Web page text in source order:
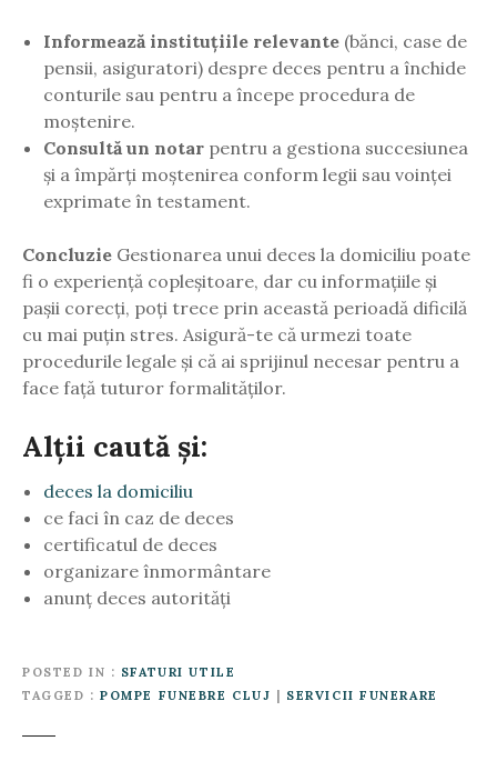
Informează instituțiile relevante (bănci, case de
pensii, asiguratori) despre deces pentru a închide
conturile sau pentru a începe procedura de
moștenire.
Consultă un notar pentru a gestiona succesiunea
și a împărți moștenirea conform legii sau voinței
exprimate în testament.
Concluzie Gestionarea unui deces la domiciliu poate
fi o experiență copleșitoare, dar cu informațiile și
pașii corecți, poți trece prin această perioadă dificilă
cu mai puțin stres. Asigură-te că urmezi toate
procedurile legale și că ai sprijinul necesar pentru a
face față tuturor formalităților.
Alții caută și:
deces la domiciliu
ce faci în caz de deces
certificatul de deces
organizare înmormântare
anunț deces autorități
POSTED IN
SFATURI UTILE
TAGGED
POMPE FUNEBRE CLUJ SERVICII FUNERARE